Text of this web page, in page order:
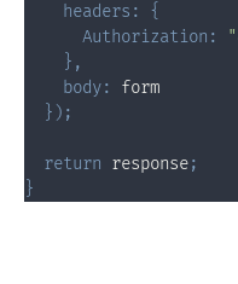
headers
:
Authorization
}
body
: form
} )
return response